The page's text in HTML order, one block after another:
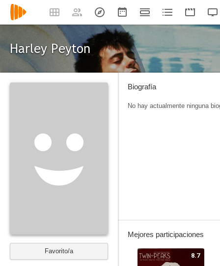
Harley Peyton
Favorito/a
Biografía
No hay actualmente ninguna
Mejores participaciones
8.7